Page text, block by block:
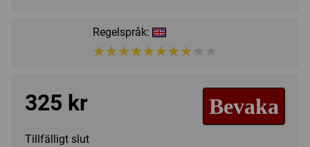
Regelspråk:
★★★★★★★★★★
★★★★★★★★★★
325 kr Bevaka
Tillfälligt slut